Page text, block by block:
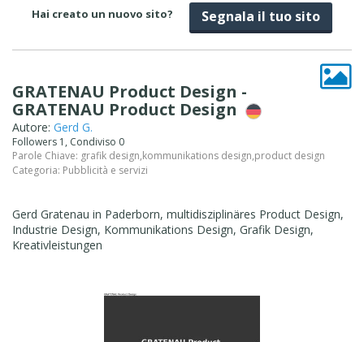
Hai creato un nuovo sito? Segnala il tuo sito
GRATENAU Product Design -
GRATENAU Product Design
Autore: Gerd G.
Followers 1, Condiviso 0
Parole Chiave: grafik design,kommunikations design,product design
Categoria: Pubblicità e servizi
Gerd Gratenau in Paderborn, multidisziplinäres Product Design,
Industrie Design, Kommunikations Design, Grafik Design,
Kreativleistungen